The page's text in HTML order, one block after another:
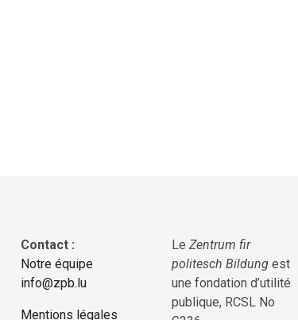
Contact :
Notre équipe
info@zpb.lu
Mentions légales
Le Zentrum fir
politesch Bildung est
une fondation d’utilité
publique, RCSL No